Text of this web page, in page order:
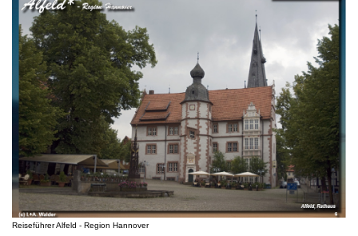
Reiseführer Alfeld - Region Hannover